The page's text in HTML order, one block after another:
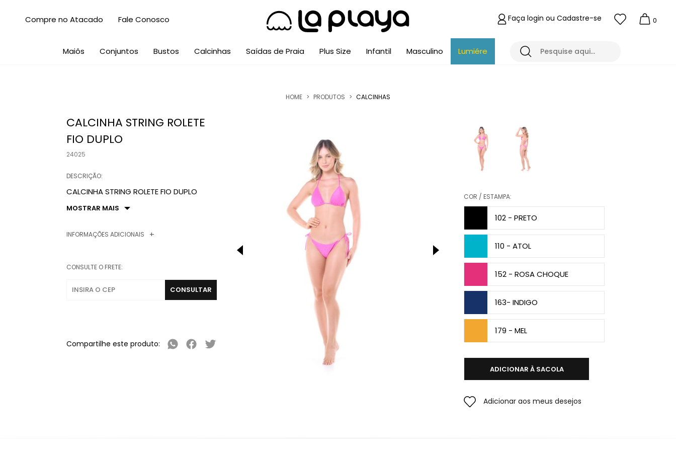
Compre no Atacado Fale Conosco Faça login ou Cadastre-se 0
Maiôs Conjuntos Bustos Calcinhas Saídas de Praia Plus Size Infantil Masculino Lumiére
HOME > PRODUTOS > CALCINHAS
CALCINHA STRING ROLETE
FIO DUPLO
24025
DESCRIÇÃO:
CALCINHA STRING ROLETE FIO DUPLO
MOSTRAR MAIS
INFORMAÇÕES ADICIONAIS
CONSULTE O FRETE:
Compartilhe este produto:
COR / ESTAMPA:
102 - PRETO
110 - ATOL
152 - ROSA CHOQUE
163- INDIGO
179 - MEL
ADICIONAR À SACOLA
Adicionar aos meus desejos